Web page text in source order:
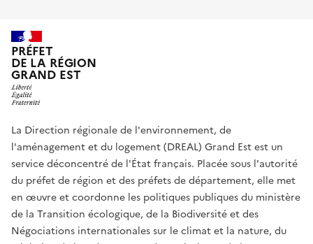
PRÉFET
DE LA RÉGION
GRAND EST
La Direction régionale de l'environnement, de
l'aménagement et du logement (DREAL) Grand Est est un
service déconcentré de l'État français. Placée sous l'autorité
du préfet de région et des préfets de département, elle met
en œuvre et coordonne les politiques publiques du ministère
de la Transition écologique, de la Biodiversité et des
Négociations internationales sur le climat et la nature, du